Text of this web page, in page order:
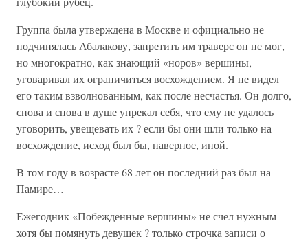
Группа была утверждена в Москве и официально не
подчинялась Абалакову, запретить им траверс он не мог,
но многократно, как знающий «норов» вершины,
уговаривал их ограничиться восхождением. Я не видел
его таким взволнованным, как после несчастья. Он долго,
снова и снова в душе упрекал себя, что ему не удалось
уговорить, увещевать их ? если бы они шли только на
восхождение, исход был бы, наверное, иной.
В том году в возрасте 68 лет он последний раз был на
Памире…
Ежегодник «Побежденные вершины» не счел нужным
хотя бы помянуть девушек ? только строчка записи о